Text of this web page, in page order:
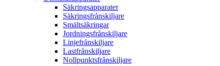
Säkringsapparater
Säkringsfrånskiljare
Smältsäkringar
Jordningsfrånskiljare
Linjefrånskiljare
Lastfrånskiljare
Nollpunktsfrånskiljare